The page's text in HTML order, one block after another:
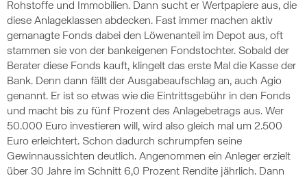
Rohstoffe und Immobilien. Dann sucht er Wertpapiere aus, die
diese Anlageklassen abdecken. Fast immer machen aktiv
gemanagte Fonds dabei den Löwenanteil im Depot aus, oft
stammen sie von der bankeigenen Fondstochter. Sobald der
Berater diese Fonds kauft, klingelt das erste Mal die Kasse der
Bank. Denn dann fällt der Ausgabeaufschlag an, auch Agio
genannt. Er ist so etwas wie die Eintrittsgebühr in den Fonds
und macht bis zu fünf Prozent des Anlagebetrags aus. Wer
50.000 Euro investieren will, wird also gleich mal um 2.500
Euro erleichtert. Schon dadurch schrumpfen seine
Gewinnaussichten deutlich. Angenommen ein Anleger erzielt
über 30 Jahre im Schnitt 6,0 Prozent Rendite jährlich. Dann